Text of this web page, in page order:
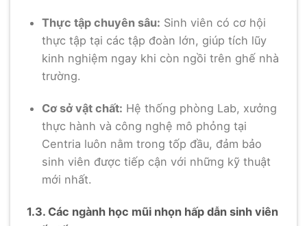
Thực tập chuyên sâu: Sinh viên có cơ hội
thực tập tại các tập đoàn lớn, giúp tích lũy
kinh nghiệm ngay khi còn ngồi trên ghế nhà
trường.
Cơ sở vật chất: Hệ thống phòng Lab, xưởng
thực hành và công nghệ mô phỏng tại
Centria luôn nằm trong tốp đầu, đảm bảo
sinh viên được tiếp cận với những kỹ thuật
mới nhất.
1.3. Các ngành học mũi nhọn hấp dẫn sinh viên